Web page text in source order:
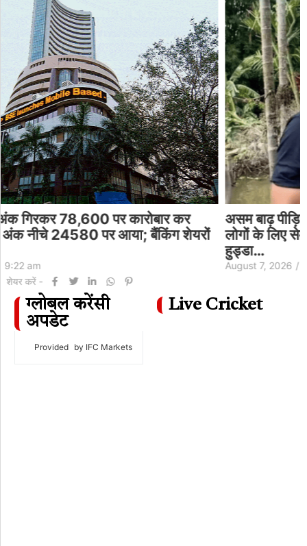
असम बाढ़ पीड़ितों की मदद कर रहे हैं सलमान खान:500
लोगों के लिए सेमी पर्मानेंट घर बनवाएंगे, एक्टर रणदीप
August 7, 2026
शेयर करें -
ग्लोबल करेंसी
अपडेट
Provided by IFC Markets
Live Cricket